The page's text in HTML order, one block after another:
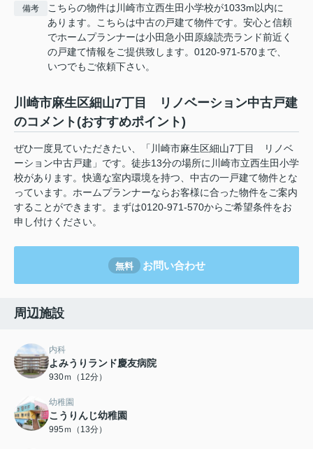
備考
こちらの物件は川崎市立西生田小学校が1033m以内に
あります。こちらは中古の戸建て物件です。安心と信頼
でホームプランナーは小田急小田原線読売ランド前近く
の戸建て情報をご提供致します。0120-971-570まで、
いつでもご依頼下さい。
川崎市麻生区細山7丁目 リノベーション中古戸建
のコメント(おすすめポイント)
ぜひ一度見ていただきたい、「川崎市麻生区細山7丁目 リノベ
ーション中古戸建」です。徒歩13分の場所に川崎市立西生田小学
校があります。快適な室内環境を持つ、中古の一戸建て物件とな
っています。ホームプランナーならお客様に合った物件をご案内
することができます。まずは0120-971-570からご希望条件をお
申し付けください。
無料 お問い合わせ
周辺施設
内科
よみうりランド慶友病院
930ｍ（12分）
幼稚園
こうりんじ幼稚園
995ｍ（13分）